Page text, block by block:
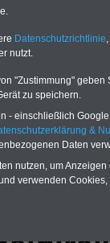
Vergleich Gesetzliche
Krankenkassen
zur
Datenschutzrichtlinie
nutzt.
"Zustimmung"
zu speichern.
- einschließlich
&
Daten
nutzen, um
verwenden